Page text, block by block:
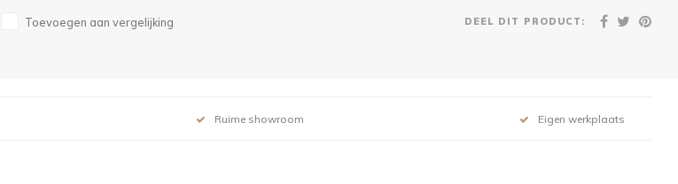
Toevoegen aan vergelijking DEEL DIT PRODUCT:
Ruime showroom Eigen werkplaats